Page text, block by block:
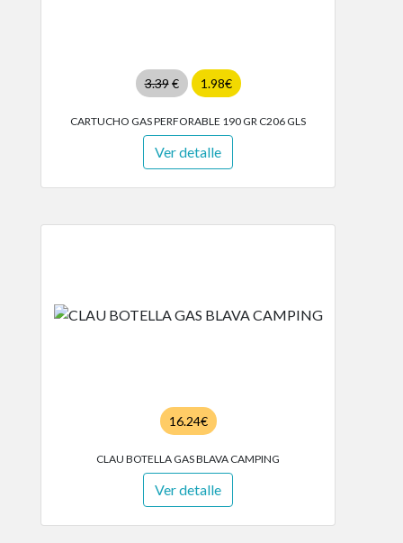
3.39€ 1.98€
CARTUCHO GAS PERFORABLE 190 GR C206 GLS
Ver detalle
16.24€
CLAU BOTELLA GAS BLAVA CAMPING
Ver detalle